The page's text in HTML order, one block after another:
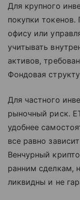
Для крупного
покупки
офису или
учитывать
активов,
Фондовая
Для частного
рыночный риск.
удобнее
все равно
Венчурный
ранним сделкам,
ликвидны и не